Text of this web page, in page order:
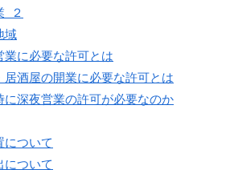
２
域
業に必要な許可とは
居酒屋の開業に必要な許可とは
に深夜営業の許可が必要なのか
について
について